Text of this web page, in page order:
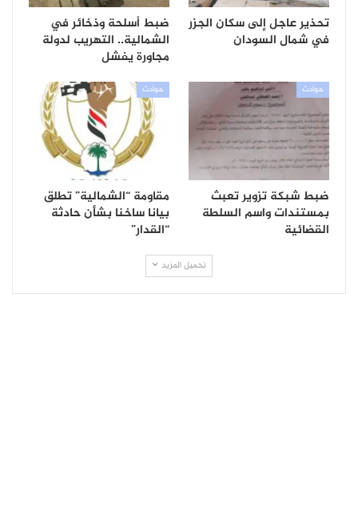
تحذير عاجل إلى سكان الجزر
في شمال السودان
ضبط أسلحة وذخائر في
الشمالية.. التهريب لدولة
مجاورة يفشل
حوادث
ضبط شبكة تزوير تعبث
بمستندات واسم السلطة
القضائية
حوادث
مقاومة “الشمالية” تطلق
بيانا ساخنا بشأن حادثة
“القدار”
تحميل المزيد